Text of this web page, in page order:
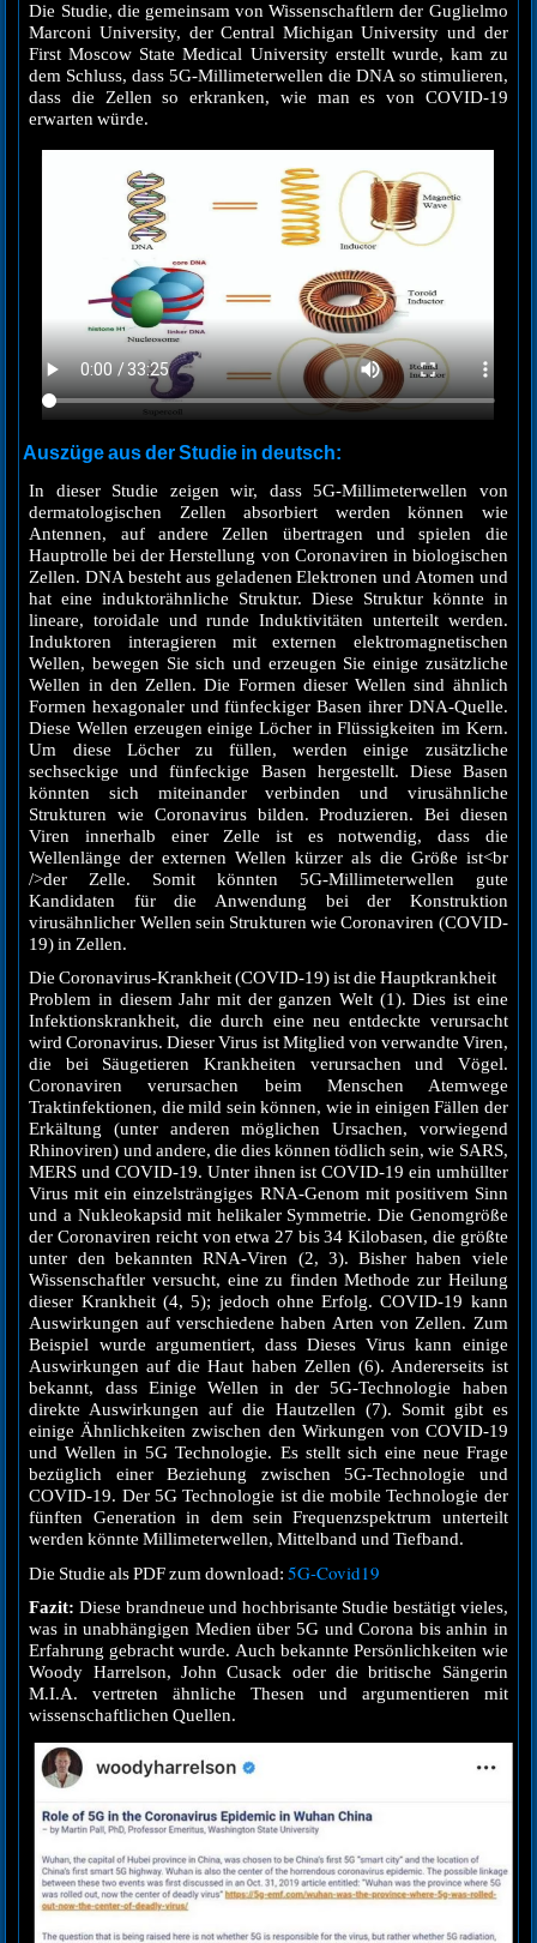
Die Studie, die gemeinsam von Wissenschaftlern der Guglielmo
Marconi University, der Central Michigan University und der
First Moscow State Medical University erstellt wurde, kam zu
dem Schluss, dass 5G-Millimeterwellen die DNA so stimulieren,
dass die Zellen so erkranken, wie man es von COVID-19
erwarten würde.
Auszüge aus der Studie in deutsch:
In dieser Studie zeigen wir, dass 5G-Millimeterwellen von
dermatologischen Zellen absorbiert werden können wie
Antennen, auf andere Zellen übertragen und spielen die
Hauptrolle bei der Herstellung von Coronaviren in biologischen
Zellen. DNA besteht aus geladenen Elektronen und Atomen und
hat eine induktorähnliche Struktur. Diese Struktur könnte in
lineare, toroidale und runde Induktivitäten unterteilt werden.
Induktoren interagieren mit externen elektromagnetischen
Wellen, bewegen Sie sich und erzeugen Sie einige zusätzliche
Wellen in den Zellen. Die Formen dieser Wellen sind ähnlich
Formen hexagonaler und fünfeckiger Basen ihrer DNA-Quelle.
Diese Wellen erzeugen einige Löcher in Flüssigkeiten im Kern.
Um diese Löcher zu füllen, werden einige zusätzliche
sechseckige und fünfeckige Basen hergestellt. Diese Basen
könnten sich miteinander verbinden und virusähnliche
Strukturen wie Coronavirus bilden. Produzieren. Bei diesen
Viren innerhalb einer Zelle ist es notwendig, dass die
Wellenlänge der externen Wellen kürzer als die Größe ist<br
/>der Zelle. Somit könnten 5G-Millimeterwellen gute
Kandidaten für die Anwendung bei der Konstruktion
virusähnlicher Wellen sein Strukturen wie Coronaviren (COVID-
19) in Zellen.
Die Coronavirus-Krankheit (COVID-19) ist die Hauptkrankheit
Problem in diesem Jahr mit der ganzen Welt (1). Dies ist eine
Infektionskrankheit, die durch eine neu entdeckte verursacht
wird Coronavirus. Dieser Virus ist Mitglied von verwandte Viren,
die bei Säugetieren Krankheiten verursachen und Vögel.
Coronaviren verursachen beim Menschen Atemwege
Traktinfektionen, die mild sein können, wie in einigen Fällen der
Erkältung (unter anderen möglichen Ursachen, vorwiegend
Rhinoviren) und andere, die dies können tödlich sein, wie SARS,
MERS und COVID-19. Unter ihnen ist COVID-19 ein umhüllter
Virus mit ein einzelsträngiges RNA-Genom mit positivem Sinn
und a Nukleokapsid mit helikaler Symmetrie. Die Genomgröße
der Coronaviren reicht von etwa 27 bis 34 Kilobasen, die größte
unter den bekannten RNA-Viren (2, 3). Bisher haben viele
Wissenschaftler versucht, eine zu finden Methode zur Heilung
dieser Krankheit (4, 5); jedoch ohne Erfolg. COVID-19 kann
Auswirkungen auf verschiedene haben Arten von Zellen. Zum
Beispiel wurde argumentiert, dass Dieses Virus kann einige
Auswirkungen auf die Haut haben Zellen (6). Andererseits ist
bekannt, dass Einige Wellen in der 5G-Technologie haben
direkte Auswirkungen auf die Hautzellen (7). Somit gibt es
einige Ähnlichkeiten zwischen den Wirkungen von COVID-19
und Wellen in 5G Technologie. Es stellt sich eine neue Frage
bezüglich einer Beziehung zwischen 5G-Technologie und
COVID-19. Der 5G Technologie ist die mobile Technologie der
fünften Generation in dem sein Frequenzspektrum unterteilt
werden könnte Millimeterwellen, Mittelband und Tiefband.
Die Studie als PDF zum download:5G-Covid19
Fazit: Diese brandneue und hochbrisante Studie bestätigt vieles,
was in unabhängigen Medien über 5G und Corona bis anhin in
Erfahrung gebracht wurde. Auch bekannte Persönlichkeiten wie
Woody Harrelson, John Cusack oder die britische Sängerin
M.I.A. vertreten ähnliche Thesen und argumentieren mit
wissenschaftlichen Quellen.